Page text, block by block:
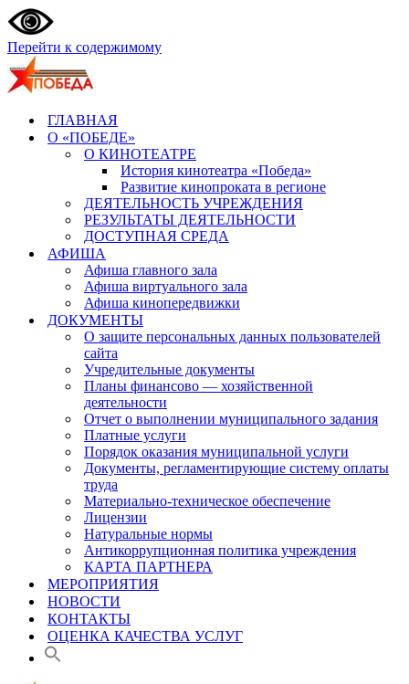
Перейти к содержимому
ГЛАВНАЯ
О «ПОБЕДЕ»
О КИНОТЕАТРЕ
История кинотеатра «Победа»
Развитие кинопроката в регионе
ДЕЯТЕЛЬНОСТЬ УЧРЕЖДЕНИЯ
РЕЗУЛЬТАТЫ ДЕЯТЕЛЬНОСТИ
ДОСТУПНАЯ СРЕДА
АФИША
Афиша главного зала
Афиша виртуального зала
Афиша кинопередвижки
ДОКУМЕНТЫ
О защите персональных данных пользователей
сайта
Учредительные документы
Планы финансово — хозяйственной
деятельности
Отчет о выполнении муниципального задания
Платные услуги
Порядок оказания муниципальной услуги
Документы, регламентирующие систему оплаты
труда
Материально-техническое обеспечение
Лицензии
Натуральные нормы
Антикоррупционная политика учреждения
КАРТА ПАРТНЕРА
МЕРОПРИЯТИЯ
НОВОСТИ
КОНТАКТЫ
ОЦЕНКА КАЧЕСТВА УСЛУГ